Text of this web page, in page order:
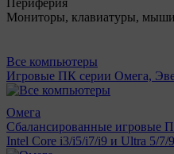
Периферия
Мониторы, клавиатуры,
Все компьютеры
Игровые ПК серии Омега,
Омега
Сбалансированные игровые
Intel Core i3/i5/i7/i9 и Ultra 5/7/